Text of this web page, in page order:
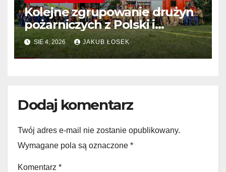
Kolejne zgrupowanie drużyn
pożarniczych z Polski i
Niemiec w regionie
SIE 4, 2026 JAKUB ŁOSEK
Dodaj komentarz
Twój adres e-mail nie zostanie opublikowany.
Wymagane pola są oznaczone *
Komentarz *